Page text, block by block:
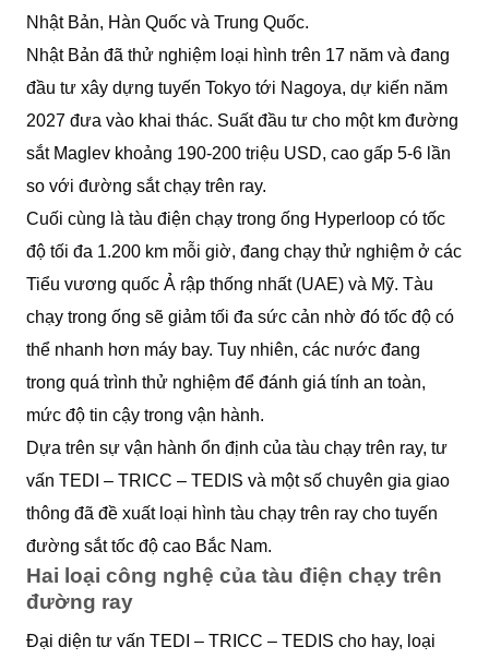
Nhật Bản, Hàn Quốc và Trung Quốc.
Nhật Bản đã thử nghiệm loại hình trên 17 năm và đang
đầu tư xây dựng tuyến Tokyo tới Nagoya, dự kiến năm
2027 đưa vào khai thác. Suất đầu tư cho một km đường
sắt Maglev khoảng 190-200 triệu USD, cao gấp 5-6 lần
so với đường sắt chạy trên ray.
Cuối cùng là tàu điện chạy trong ống Hyperloop có tốc
độ tối đa 1.200 km mỗi giờ, đang chạy thử nghiệm ở các
Tiểu vương quốc Ả rập thống nhất (UAE) và Mỹ. Tàu
chạy trong ống sẽ giảm tối đa sức cản nhờ đó tốc độ có
thể nhanh hơn máy bay. Tuy nhiên, các nước đang
trong quá trình thử nghiệm để đánh giá tính an toàn,
mức độ tin cậy trong vận hành.
Dựa trên sự vận hành ổn định của tàu chạy trên ray, tư
vấn TEDI – TRICC – TEDIS và một số chuyên gia giao
thông đã đề xuất loại hình tàu chạy trên ray cho tuyến
đường sắt tốc độ cao Bắc Nam.
Hai loại công nghệ của tàu điện chạy trên
đường ray
Đại diện tư vấn TEDI – TRICC – TEDIS cho hay, loại